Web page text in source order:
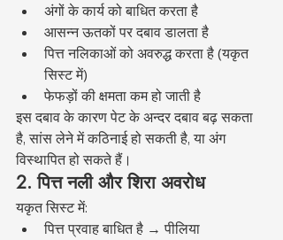
अंगों के कार्य को बाधित करता है
आसन्न ऊतकों पर दबाव डालता है
पित्त नलिकाओं को अवरुद्ध करता है (यकृत
सिस्ट में)
फेफड़ों की क्षमता कम हो जाती है
इस दबाव के कारण पेट के अन्दर दबाव बढ़ सकता
है, सांस लेने में कठिनाई हो सकती है, या अंग
विस्थापित हो सकते हैं।
2. पित्त नली और शिरा अवरोध
यकृत सिस्ट में:
पित्त प्रवाह बाधित है → पीलिया